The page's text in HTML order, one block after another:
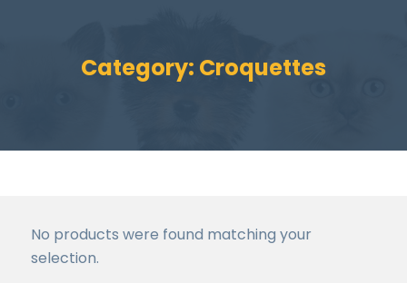
Category: Croquettes
No products were found matching your
selection.